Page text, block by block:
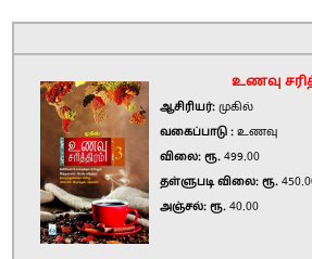
உணவு
ஆசிரியர்: முகில்
வகைப்பாடு : உணவு
விலை: ரூ. 499.00
தள்ளுபடி விலை: ரூ.
அஞ்சல்: ரூ. 40.00